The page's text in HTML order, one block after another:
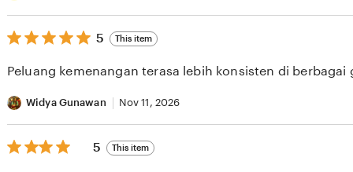
5
out
5
5 This item
Peluang kemenangan terasa lebih konsisten di berbagai
Widya Gunawan Nov 11, 2026
5
out
5 This item